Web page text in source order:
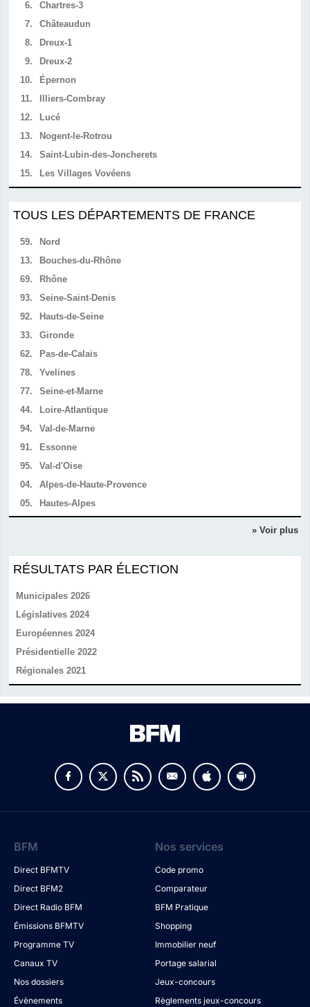
6.
Chartres-3
7.
Châteaudun
8.
Dreux-1
9.
Dreux-2
10.
Épernon
11.
Illiers-Combray
12.
Lucé
13.
Nogent-le-Rotrou
14.
Saint-Lubin-des-Joncherets
15.
Les Villages Vovéens
TOUS LES DÉPARTEMENTS DE FRANCE
59.
Nord
13.
Bouches-du-Rhône
69.
Rhône
93.
Seine-Saint-Denis
92.
Hauts-de-Seine
33.
Gironde
62.
Pas-de-Calais
78.
Yvelines
77.
Seine-et-Marne
44.
Loire-Atlantique
94.
Val-de-Marne
91.
Essonne
95.
Val-d'Oise
04.
Alpes-de-Haute-Provence
05.
Hautes-Alpes
» Voir plus
RÉSULTATS PAR ÉLECTION
Municipales 2026
Législatives 2024
Européennes 2024
Présidentielle 2022
Régionales 2021
v
BFM
Direct BFMTV
Direct BFM2
Direct Radio BFM
Émissions BFMTV
Programme TV
Canaux TV
Nos dossiers
Évènements
Nos services
Code promo
Comparateur
BFM Pratique
Shopping
Immobilier neuf
Portage salarial
Jeux-concours
Règlements jeux-concours